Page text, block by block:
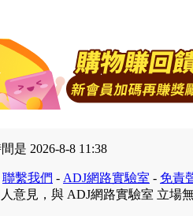
是 2026-8-8 11:38
聯繫我們 - ADJ網路實驗室 - 免責
意見，與 ADJ網路實驗室 立場